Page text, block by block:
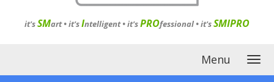
it'sSMart •it'sIntelligent•it'sPROfessional •it'sSMIPRO
Menu